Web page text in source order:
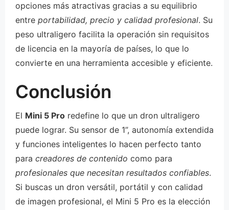
opciones más atractivas gracias a su equilibrio
entre portabilidad, precio y calidad profesional. Su
peso ultraligero facilita la operación sin requisitos
de licencia en la mayoría de países, lo que lo
convierte en una herramienta accesible y eficiente.
Conclusión
El Mini 5 Pro redefine lo que un dron ultraligero
puede lograr. Su sensor de 1”, autonomía extendida
y funciones inteligentes lo hacen perfecto tanto
para creadores de contenido como para
profesionales que necesitan resultados confiables.
Si buscas un dron versátil, portátil y con calidad
de imagen profesional, el Mini 5 Pro es la elección